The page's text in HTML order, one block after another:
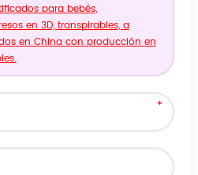
para bebés,
en 3D, transpirables, a
en China con producción en